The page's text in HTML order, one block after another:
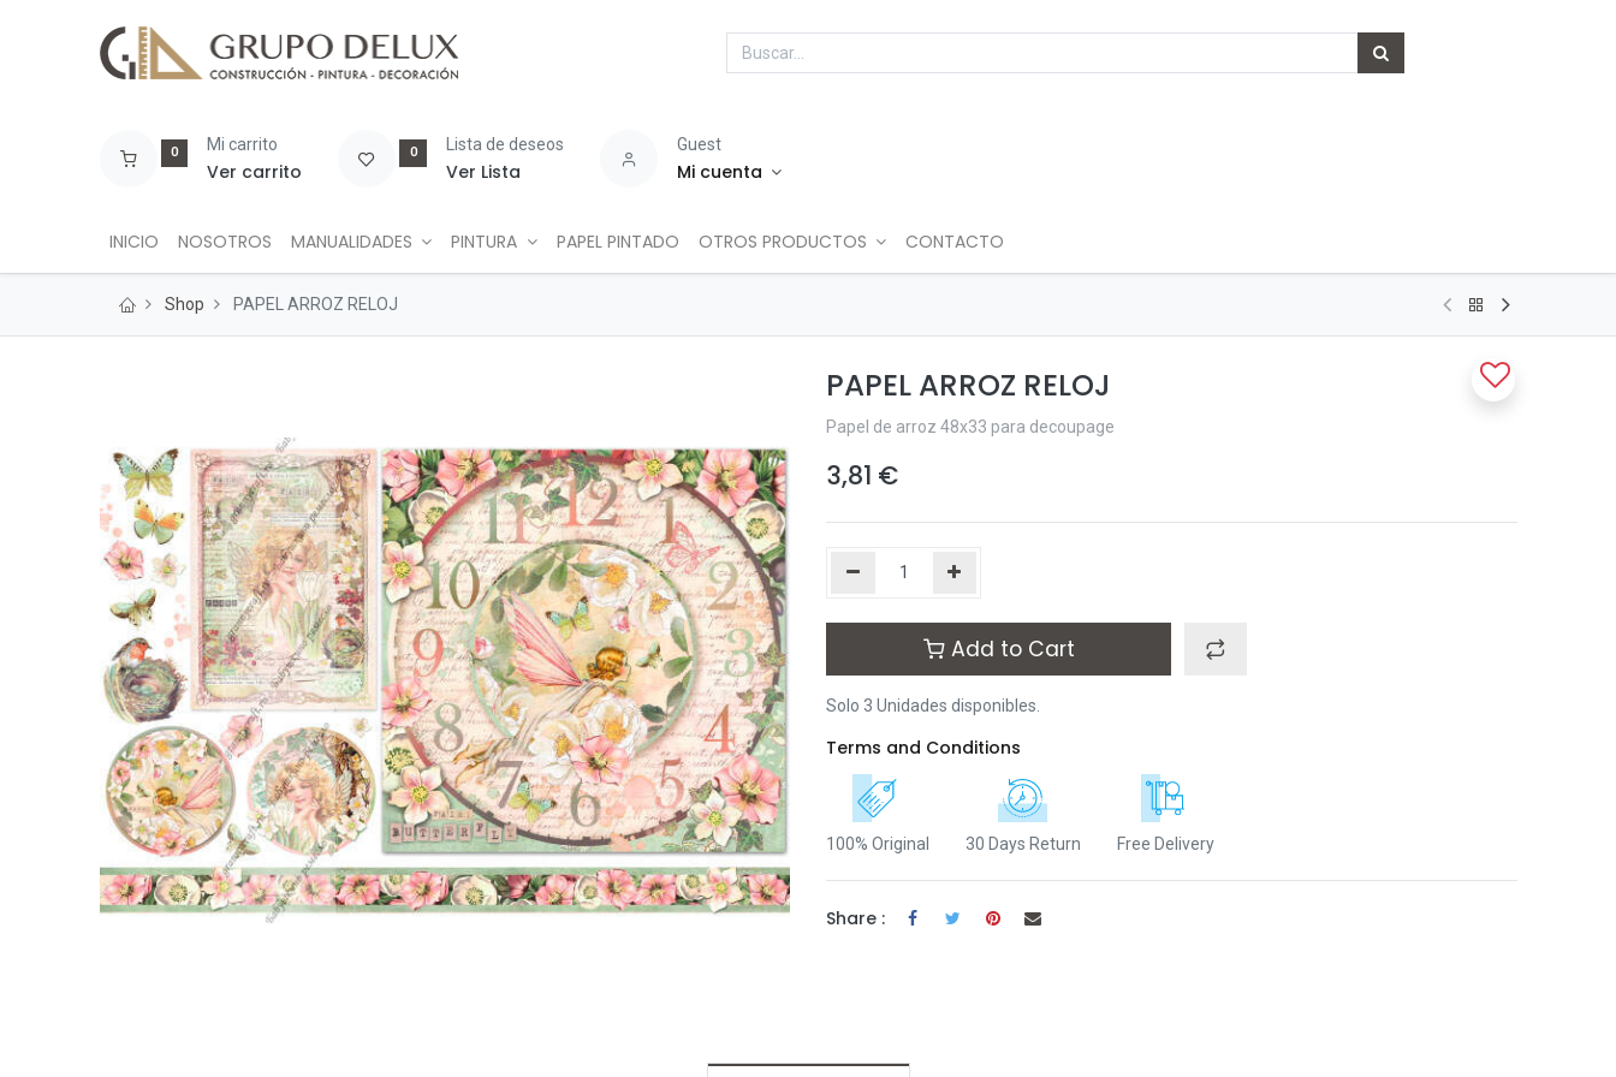
0 Mi carrito
Ver carrito
0 Lista de deseos
Ver Lista
Guest
Mi cuenta
INICIO NOSOTROS MANUALIDADES PINTURA PAPEL PINTADO OTROS PRODUCTOS CONTACTO
Shop PAPEL ARROZ RELOJ
PAPEL ARROZ RELOJ
Papel de arroz 48x33 para decoupage
3,81 €
Add to Cart
Solo 3 Unidades disponibles.
Terms and Conditions
100% Original 30 Days Return Free Delivery
Share :